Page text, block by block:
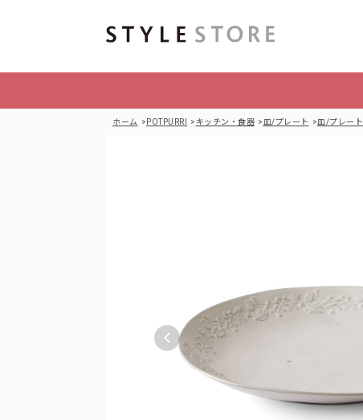
ホーム POTPURRI キッチン・食器 皿/プレート 皿/プレート